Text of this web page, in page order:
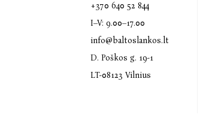
+370 640 52 844
I–V: 9.00–17.00
info@baltoslankos.lt
D. Poškos g. 19-1
LT-08123 Vilnius